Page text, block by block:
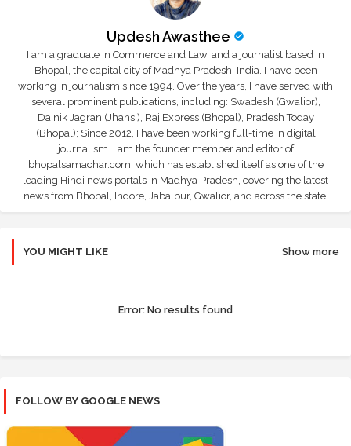
Updesh Awasthee
I am a graduate in Commerce and Law, and a journalist based in
Bhopal, the capital city of Madhya Pradesh, India. I have been
working in journalism since 1994. Over the years, I have served with
several prominent publications, including: Swadesh (Gwalior),
Dainik Jagran (Jhansi), Raj Express (Bhopal), Pradesh Today
(Bhopal); Since 2012, I have been working full-time in digital
journalism. I am the founder member and editor of
bhopalsamachar.com, which has established itself as one of the
leading Hindi news portals in Madhya Pradesh, covering the latest
news from Bhopal, Indore, Jabalpur, Gwalior, and across the state.
YOU MIGHT LIKE Show more
Error: No results found
FOLLOW BY GOOGLE NEWS